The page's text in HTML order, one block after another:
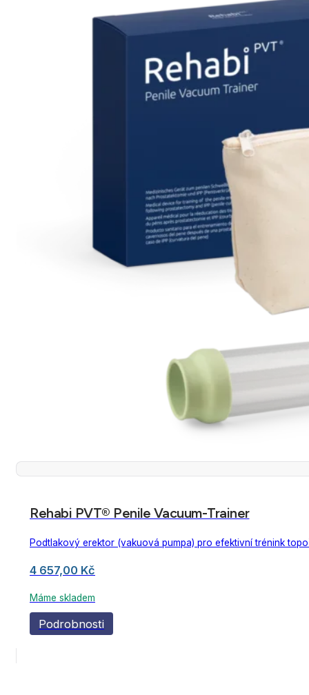
Rehabi PVT® Penile Vacuum-Trainer
Podtlakový erektor (vakuová pumpa) pro efektivní trénink
4 657,00 Kč
Máme skladem
Podrobnosti